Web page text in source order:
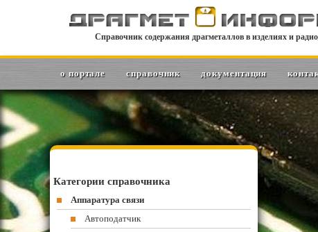
Справочник содержания драгметаллов в изделиях и
о портале справочник документация
Категории справочника
Аппаратура связи
Автоподатчик